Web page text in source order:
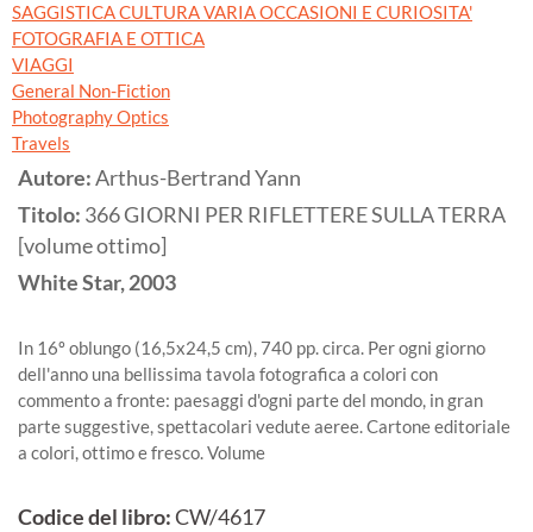
SAGGISTICA CULTURA VARIA OCCASIONI E CURIOSITA'
FOTOGRAFIA E OTTICA
VIAGGI
General Non-Fiction
Photography Optics
Travels
Autore:Arthus-Bertrand Yann
Titolo: 366 GIORNI PER RIFLETTERE SULLA TERRA
[volume ottimo]
White Star,2003
In 16º oblungo (16,5x24,5 cm), 740 pp. circa. Per ogni giorno
dell'anno una bellissima tavola fotografica a colori con
commento a fronte: paesaggi d'ogni parte del mondo, in gran
parte suggestive, spettacolari vedute aeree. Cartone editoriale
a colori, ottimo e fresco. Volume
Codice del libro:CW/4617